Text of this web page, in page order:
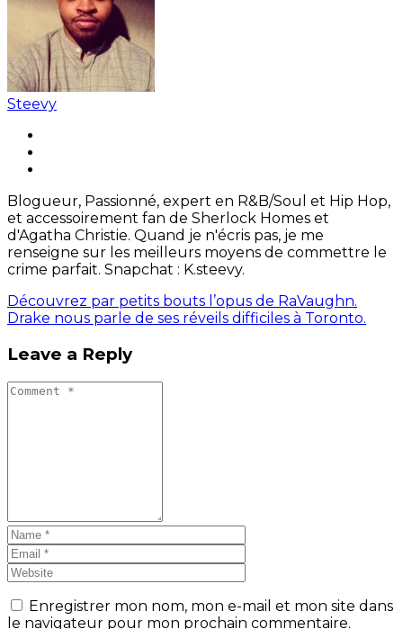
Steevy
Blogueur, Passionné, expert en R&B/Soul et Hip Hop,
et accessoirement fan de Sherlock Homes et
d'Agatha Christie. Quand je n'écris pas, je me
renseigne sur les meilleurs moyens de commettre le
crime parfait. Snapchat : K.steevy.
Découvrez par petits bouts l’opus de RaVaughn.
Drake nous parle de ses réveils difficiles à Toronto.
Leave a Reply
Enregistrer mon nom, mon e-mail et mon site dans
le navigateur pour mon prochain commentaire.